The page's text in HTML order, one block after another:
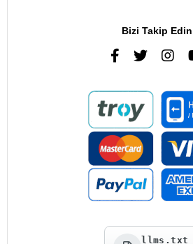
Bizi Takip Edin
llms.txt